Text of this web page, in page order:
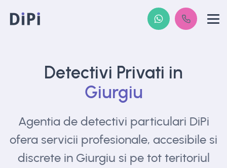
Detectivi Privati in
Giurgiu
Agentia de detectivi particulari DiPi
ofera servicii profesionale, accesibile si
discrete inGiurgiu si pe tot teritoriul